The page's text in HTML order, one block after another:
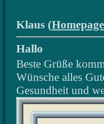
Klaus (Homepage
Hallo
Beste Grüße
Wünsche alles
Gesundheit und